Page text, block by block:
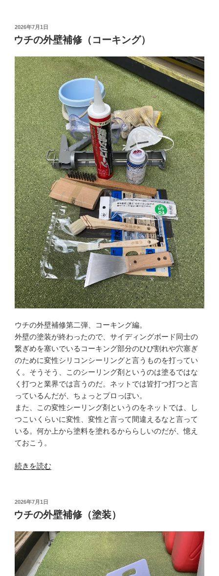
学
の
か
ら
な
い
言
葉
金
原
瑞
人
著”
の
投
稿
日:
2026年7月1日
ウチの外壁補修（コーキング）
ウチの外壁補修第二弾、コーキング編。
外壁の塗装が終わったので、サイディングボード同士の
繋ぎめを塞いでいるコーキング部分のひび割れや穴塞ぎ
のために変性シリコンシーリングと言うものを打ってい
く。そうそう、このシーリング剤というのは塗るではな
く打つと業界では言うのだ。ネットでは皆打つ打つと言
っているんだが、ちょっとプロっぽい。
また、この変性シーリング剤というのをネットでは、し
つこいくらいに変性、変性と言って間違えるなと言って
いる。何か上から塗料を塗れるかららしいのだが、憶え
ておこう。
“ウ
外
壁
修
（コ
ー
キ
続きを読む
投
稿
日:
2026年7月1日
ウチの外壁補修（塗装）